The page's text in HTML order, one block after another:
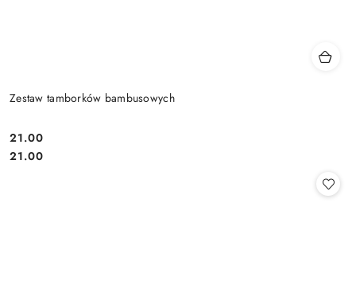
Zestaw tamborków bambusowych
Cena:
21.00
Cena:
21.00